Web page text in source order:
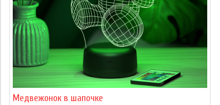
Медвежонок в шапочке